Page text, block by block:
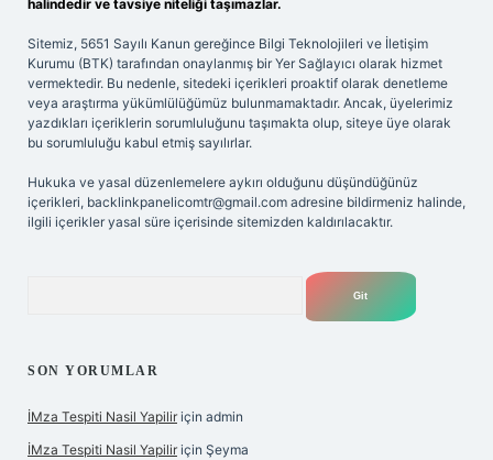
halindedir ve tavsiye niteliği taşımazlar.
Sitemiz, 5651 Sayılı Kanun gereğince Bilgi Teknolojileri ve İletişim
Kurumu (BTK) tarafından onaylanmış bir Yer Sağlayıcı olarak hizmet
vermektedir. Bu nedenle, sitedeki içerikleri proaktif olarak denetleme
veya araştırma yükümlülüğümüz bulunmamaktadır. Ancak, üyelerimiz
yazdıkları içeriklerin sorumluluğunu taşımakta olup, siteye üye olarak
bu sorumluluğu kabul etmiş sayılırlar.
Hukuka ve yasal düzenlemelere aykırı olduğunu düşündüğünüz
içerikleri, backlinkpanelicomtr@gmail.com adresine bildirmeniz halinde,
ilgili içerikler yasal süre içerisinde sitemizden kaldırılacaktır.
SON YORUMLAR
İMza Tespiti Nasil Yapilir için admin
İMza Tespiti Nasil Yapilir için Şeyma